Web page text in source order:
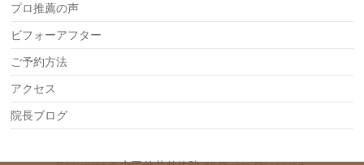
プロ推薦の声
ビフォーアフター
ご予約方法
アクセス
院長ブログ